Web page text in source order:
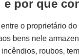
por que
o proprietário
bens nele
roubos,